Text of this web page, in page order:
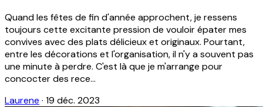
Quand les fêtes de fin d'année approchent, je ressens
toujours cette excitante pression de vouloir épater mes
convives avec des plats délicieux et originaux. Pourtant,
entre les décorations et l'organisation, il n'y a souvent pas
une minute à perdre. C'est là que je m'arrange pour
concocter des rece...
Laurene · 19 déc. 2023